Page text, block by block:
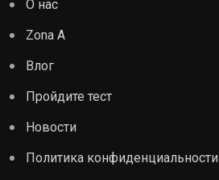
О нас
Zona A
Влог
Пройдите тест
Новости
Политика конфиденциальности